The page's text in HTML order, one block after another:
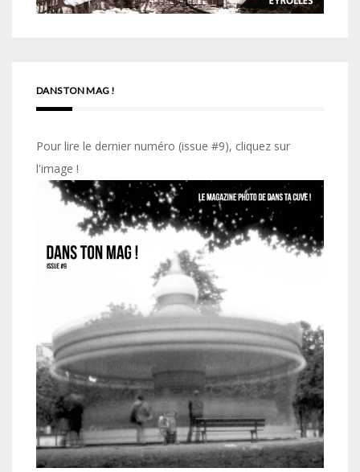
DANS TON MAG !
Pour lire le dernier numéro (issue #9), cliquez sur
l'image !